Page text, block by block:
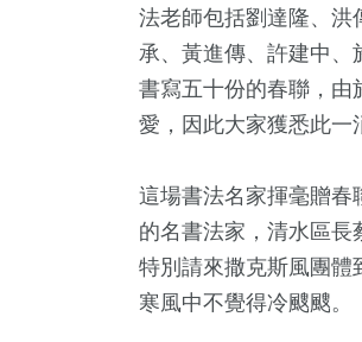
法老師包括劉達隆、洪
承、黃進傳、許建中、
書寫五十份的春聯，由
愛，因此大家獲悉此一
這場書法名家揮毫贈春
的名書法家，清水區長
特別請來撒克斯風團體
寒風中不覺得冷颼颼。
+
2024總統大選
99+
熱門
551+
生活
5+
評論
2024